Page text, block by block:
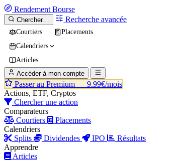
Rendement Bourse
Chercher… Recherche avancée
Courtiers
Placements
Calendriers
Articles
Accéder à mon compte
Passer au Premium — 9.99€/mois
Actions, ETF, Cryptos
Chercher une action
Comparateurs
Courtiers
Placements
Calendriers
Splits
Dividendes IPO
Résultats
Apprendre
Articles